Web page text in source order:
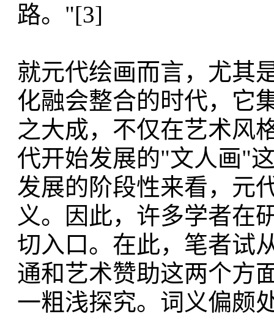
路。"[3]
就元代绘画而言，尤其
化融会整合的时代，它
之大成，不仅在艺术风
代开始发展的"文人画"
发展的阶段性来看，元
义。因此，许多学者在
切入口。在此，笔者试
通和艺术赞助这两个方
一粗浅探究。词义偏颇